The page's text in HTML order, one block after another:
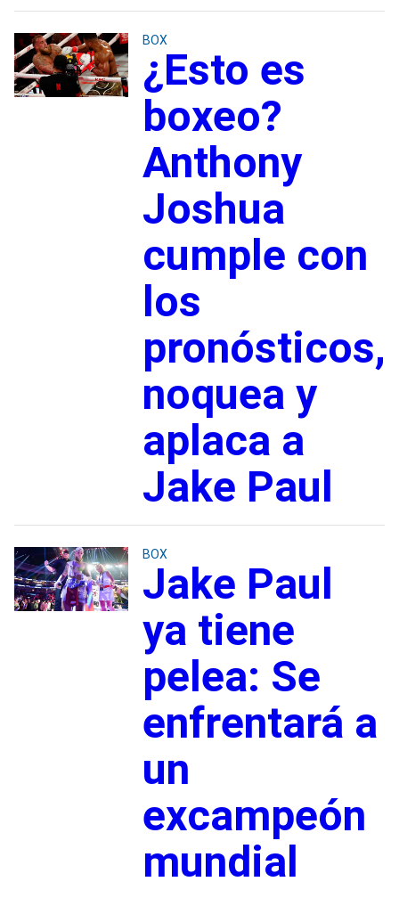
BOX
¿Esto es
boxeo?
Anthony
Joshua
cumple con
los
pronósticos,
noquea y
aplaca a
Jake Paul
BOX
Jake Paul
ya tiene
pelea: Se
enfrentará a
un
excampeón
mundial